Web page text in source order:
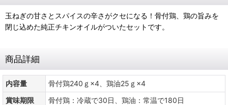
玉ねぎの甘さとスパイスの辛さがクセになる！骨付鶏、鶏の旨みを
閉じ込めた純正チキンオイルがついたセットです。
商品詳細
内容量
骨付鶏240ｇ×4、鶏油25ｇ×4
賞味期限
骨付鶏：冷蔵で30日、鶏油：常温で180日